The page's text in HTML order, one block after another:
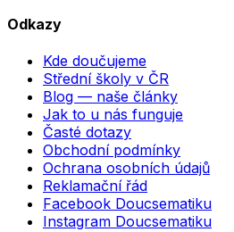
Odkazy
Kde doučujeme
Střední školy v ČR
Blog — naše články
Jak to u nás funguje
Časté dotazy
Obchodní podmínky
Ochrana osobních údajů
Reklamační řád
Facebook Doucsematiku
Instagram Doucsematiku